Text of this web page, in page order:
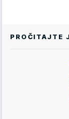
PROČITAJTE